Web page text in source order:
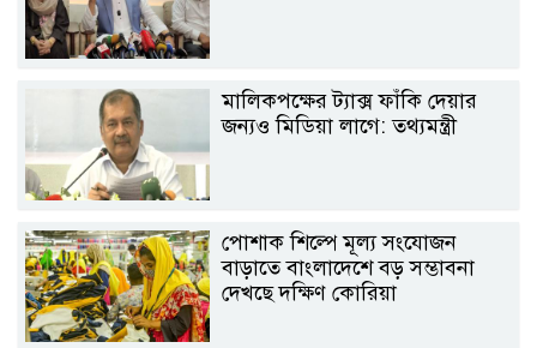
মালিকপক্ষের ট্যাক্স ফাঁকি দেয়ার
জন্যও মিডিয়া লাগে: তথ্যমন্ত্রী
পোশাক শিল্পে মূল্য সংযোজন
বাড়াতে বাংলাদেশে বড় সম্ভাবনা
দেখছে দক্ষিণ কোরিয়া